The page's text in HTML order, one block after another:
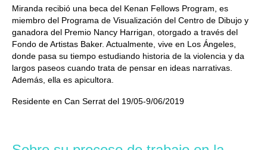
Miranda recibió una beca del Kenan Fellows Program, es
miembro del Programa de Visualización del Centro de Dibujo y
ganadora del Premio Nancy Harrigan, otorgado a través del
Fondo de Artistas Baker. Actualmente, vive en Los Ángeles,
donde pasa su tiempo estudiando historia de la violencia y da
largos paseos cuando trata de pensar en ideas narrativas.
Además, ella es apicultora.
Residente en Can Serrat del 19/05-9/06/2019